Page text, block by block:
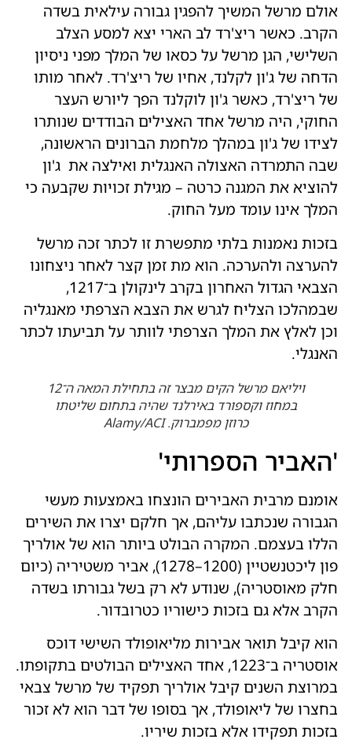
אולם מרשל המשיך להפגין גבורה עילאית בשדה
הקרב. כאשר ריצ'רד לב הארי יצא למסע הצלב
השלישי, הגן מרשל על כסאו של המלך מפני ניסיון
הדחה של ג'ון לקלנד, אחיו של ריצ'רד. לאחר מותו
של ריצ'רד, כאשר ג'ון לוקלנד הפך ליורש העצר
החוקי, היה מרשל אחד האצילים הבודדים שנותרו
לצידו של ג'ון במהלך מלחמת הברונים הראשונה,
שבה התמרדה האצולה האנגלית ואילצה את ג'ון
להוציא את המגנה כרטה – מגילת זכויות שקבעה כי
המלך אינו עומד מעל החוק.
בזכות נאמנות בלתי מתפשרת זו לכתר זכה מרשל
להערצה ולהערכה. הוא מת זמן קצר לאחר ניצחונו
הצבאי הגדול האחרון בקרב לינקולן ב־1217,
שבמהלכו הצליח לגרש את הצבא הצרפתי מאנגליה
וכן לאלץ את המלך הצרפתי לוותר על תביעתו לכתר
האנגלי.
ויליאם מרשל הקים מבצר זה בתחילת המאה ה־12
במחוז וקספורד באירלנד שהיה בתחום שליטתו
כרוזן מפמברוק. Alamy/ACI
'האביר הספרותי'
אומנם מרבית האבירים הונצחו באמצעות מעשי
הגבורה שנכתבו עליהם, אך חלקם יצרו את השירים
הללו בעצמם. המקרה הבולט ביותר הוא של אולריך
פון ליכטנשטיין (1200–1278), אביר משטיריה (כיום
חלק מאוסטריה), שנודע לא רק בשל גבורתו בשדה
הקרב אלא גם בזכות כישוריו כטרובדור.
הוא קיבל תואר אבירות מליאופולד השישי דוכס
אוסטריה ב־1223, אחד האצילים הבולטים בתקופתו.
במרוצת השנים קיבל אולריך תפקיד של מרשל צבאי
בחצרו של ליאופולד, אך בסופו של דבר הוא לא זכור
בזכות תפקידו אלא בזכות שיריו.